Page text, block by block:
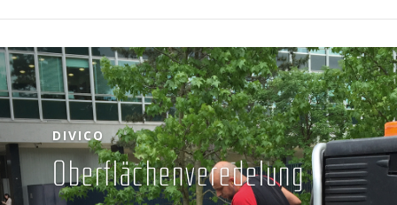
DIVICO
Ober­flä­chen­ver­ede­lung